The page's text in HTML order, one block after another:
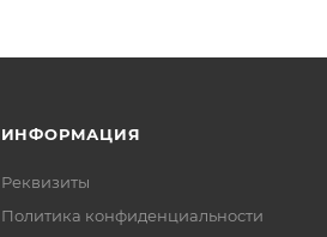
ИНФОРМАЦИЯ
Реквизиты
Политика конфиденциальности